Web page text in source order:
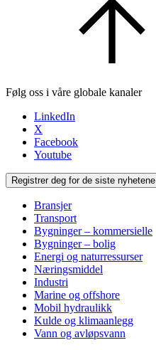
Følg oss i våre globale kanaler
LinkedIn
X
Facebook
Youtube
Registrer deg for de siste nyhetene
Bransjer
Transport
Bygninger – kommersielle
Bygninger – bolig
Energi og naturressurser
Næringsmiddel
Industri
Marine og offshore
Mobil hydraulikk
Kulde og klimaanlegg
Vann og avløpsvann